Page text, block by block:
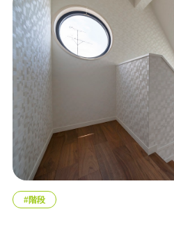
#階段